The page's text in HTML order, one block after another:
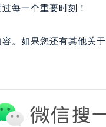
每一个重要时刻！
。如果您还有其他关